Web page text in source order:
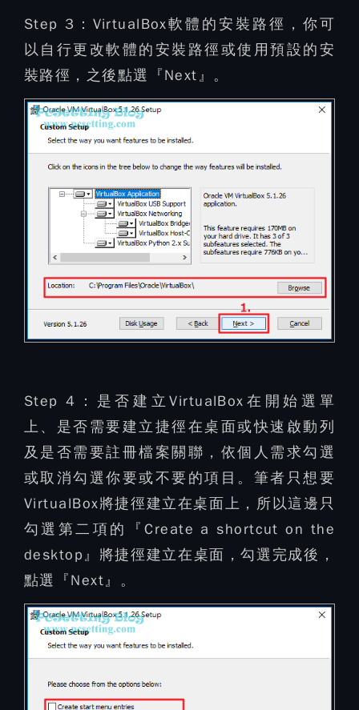
Step 3： VirtualBox軟體的安裝路徑，你可
以自行更改軟體的安裝路徑或使用預設的安
裝路徑，之後點選『Next』。
Step 4： 是否建立VirtualBox在開始選單
上、是否需要建立捷徑在桌面或快速啟動列
及是否需要註冊檔案關聯，依個人需求勾選
或取消勾選你要或不要的項目。筆者只想要
VirtualBox將捷徑建立在桌面上，所以這邊只
勾選第二項的『Create a shortcut on the
desktop』將捷徑建立在桌面，勾選完成後，
點選『Next』。